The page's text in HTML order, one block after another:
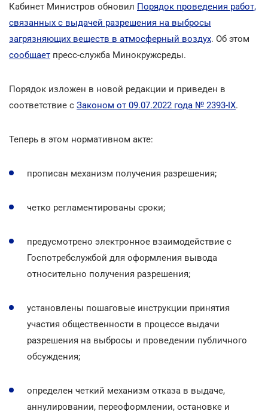
Кабинет Министров обновил Порядок проведения работ,
связанных с выдачей разрешения на выбросы
загрязняющих веществ в атмосферный воздух. Об этом
сообщает пресс-служба Минокружсреды.
Порядок изложен в новой редакции и приведен в
соответствие с Законом от 09.07.2022 года № 2393-ІХ.
Теперь в этом нормативном акте:
прописан механизм получения разрешения;
четко регламентированы сроки;
предусмотрено электронное взаимодействие с
Госпотребслужбой для оформления вывода
относительно получения разрешения;
установлены пошаговые инструкции принятия
участия общественности в процессе выдачи
разрешения на выбросы и проведении публичного
обсуждения;
определен четкий механизм отказа в выдаче,
аннулировании, переоформлении, остановке и